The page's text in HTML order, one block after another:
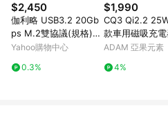
$2,450
伽利略 USB3.2 20Gb
ps M.2雙協議(規格)
對拷(拷貝)機 (DMC32
Yahoo購物中心
0.3%
$1,990
CQ3 Qi2.2
款車用磁吸充電
ADAM 亞果元素
4%